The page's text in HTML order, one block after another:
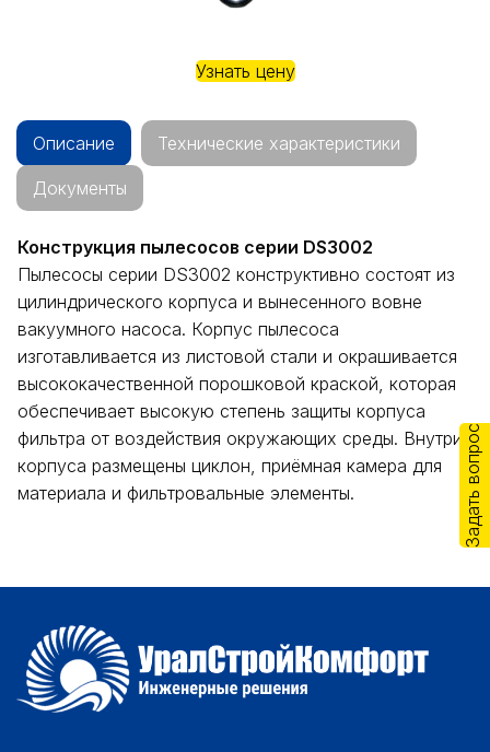
Узнать цену
Описание Технические характеристики
Документы
Конструкция пылесосов серии DS3002
Пылесосы серии DS3002 конструктивно состоят из
цилиндрического корпуса и вынесенного вовне
вакуумного насоса. Корпус пылесоса
изготавливается из листовой стали и окрашивается
высококачественной порошковой краской, которая
обеспечивает высокую степень защиты корпуса
фильтра от воздействия окружающих среды. Внутри
корпуса размещены циклон, приёмная камера для
материала и фильтровальные элементы.
Задать вопрос